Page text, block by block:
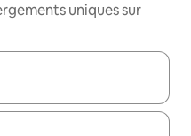
uniques sur
utilisez les flèches vers le